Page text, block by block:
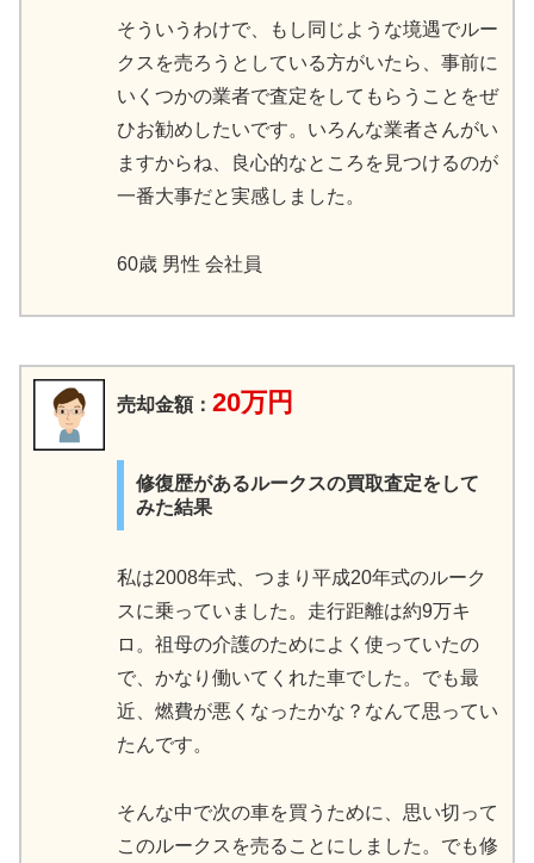
そういうわけで、もし同じような境遇でルー
クスを売ろうとしている方がいたら、事前に
いくつかの業者で査定をしてもらうことをぜ
ひお勧めしたいです。いろんな業者さんがい
ますからね、良心的なところを見つけるのが
一番大事だと実感しました。
60歳 男性 会社員
売却金額： 20万円
修復歴があるルークスの買取査定をして
みた結果
私は2008年式、つまり平成20年式のルーク
スに乗っていました。走行距離は約9万キ
ロ。祖母の介護のためによく使っていたの
で、かなり働いてくれた車でした。でも最
近、燃費が悪くなったかな？なんて思ってい
たんです。
そんな中で次の車を買うために、思い切って
このルークスを売ることにしました。でも修